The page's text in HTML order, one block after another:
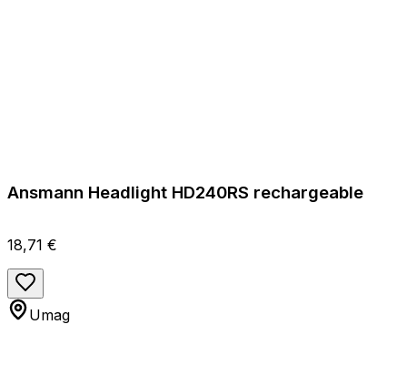
Ansmann Headlight HD240RS rechargeable
18,71 €
Umag